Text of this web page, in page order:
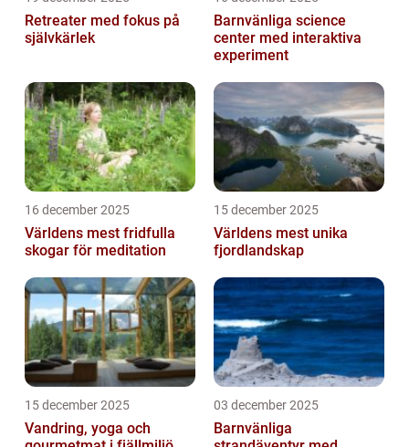
Retreater med fokus på
självkärlek
Barnvänliga science
center med interaktiva
experiment
16 december 2025
Världens mest fridfulla
skogar för meditation
15 december 2025
Världens mest unika
fjordlandskap
15 december 2025
Vandring, yoga och
03 december 2025
Barnvänliga